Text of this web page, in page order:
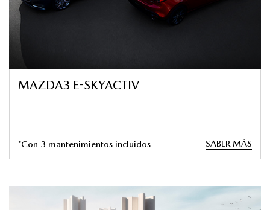
MAZDA3 E-SKYACTIV
*Con 3 mantenimientos incluidos SABER MÁS